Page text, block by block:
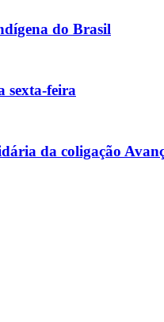
do Brasil
sexta-feira
da coligação